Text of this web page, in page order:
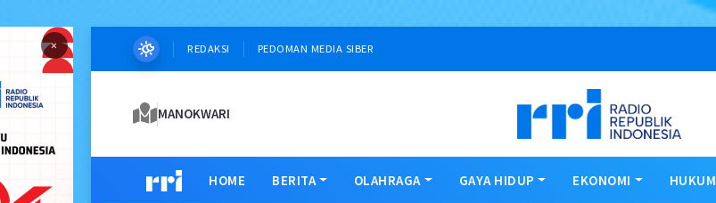
× REDAKSI PEDOMAN MEDIA SIBER
MANOKWARI
HOME BERITA OLAHRAGA GAYA HIDUP EKONOMI HUKUM